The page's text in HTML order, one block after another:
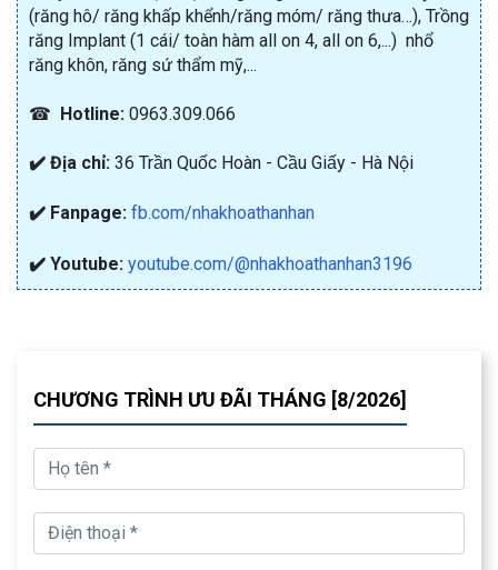
(răng hô/ răng khấp khểnh/răng móm/ răng thưa…), Trồng
răng Implant (1 cái/ toàn hàm all on 4, all on 6,...) nhổ
răng khôn, răng sứ thẩm mỹ,...
☎ Hotline: 0963.309.066
✔️ Địa chỉ: 36 Trần Quốc Hoàn - Cầu Giấy - Hà Nội
✔️ Fanpage: fb.com/nhakhoathanhan
✔️ Youtube: youtube.com/@nhakhoathanhan3196
CHƯƠNG TRÌNH ƯU ĐÃI THÁNG [8/2026]